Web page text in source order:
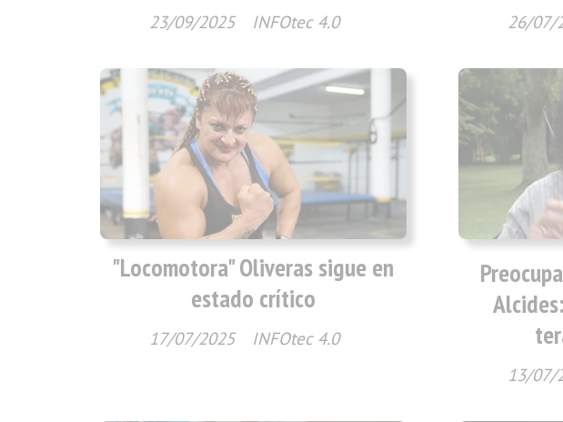
INFOtec 4.0
23/09/2025 26/07/
"Locomotora" Oliveras sigue en
estado crítico
INFOtec 4.0
17/07/2025
13/07/